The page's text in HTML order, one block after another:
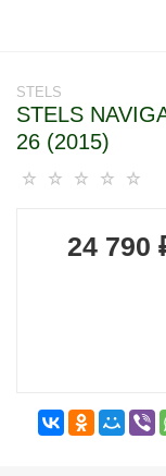
STELS
STELS
26 (2015)
24 790